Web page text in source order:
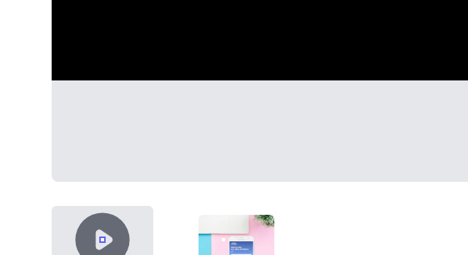
VIDEO CONTENT ENGIE-RISK.PNG